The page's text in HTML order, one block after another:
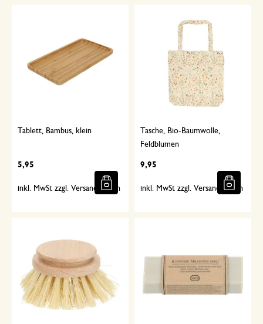
Tablett, Bambus, klein
5,95
inkl. MwSt zzgl. Versandkosten
Tasche, Bio-Baumwolle,
Feldblumen
9,95
inkl. MwSt zzgl. Versandkosten